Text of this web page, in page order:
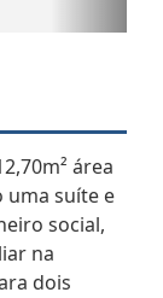
área
suíte e
social,
na
dois